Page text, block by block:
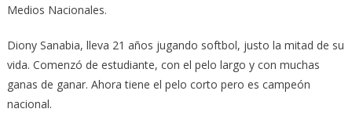
Medios Nacionales.
Diony Sanabia, lleva 21 años jugando softbol, justo la mitad de su
vida. Comenzó de estudiante, con el pelo largo y con muchas
ganas de ganar. Ahora tiene el pelo corto pero es campeón
nacional.